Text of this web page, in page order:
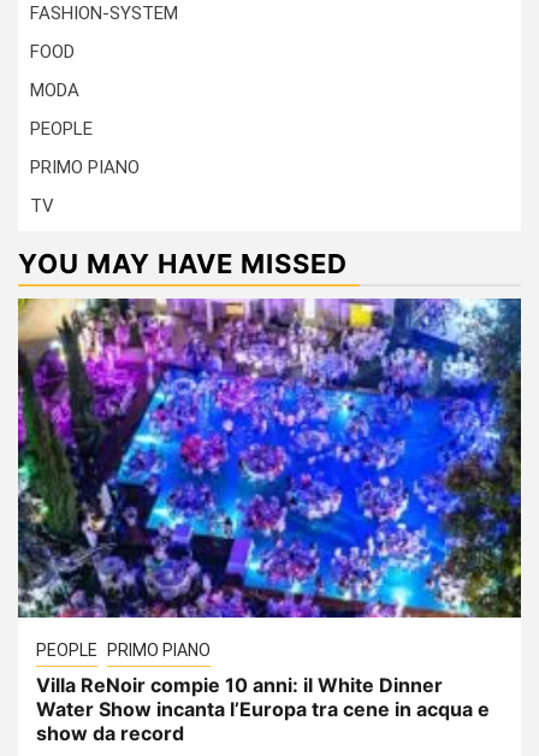
FASHION-SYSTEM
FOOD
MODA
PEOPLE
PRIMO PIANO
TV
YOU MAY HAVE MISSED
PEOPLE PRIMO PIANO
Villa ReNoir compie 10 anni: il White Dinner
Water Show incanta l’Europa tra cene in acqua e
show da record